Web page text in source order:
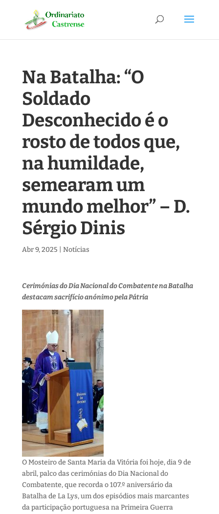
Na Batalha: “O
Soldado
Desconhecido é o
rosto de todos que,
na humildade,
semearam um
mundo melhor” – D.
Sérgio Dinis
Abr 9, 2025 Notícias
Cerimónias do Dia Nacional do Combatente na Batalha
destacam sacrifício anónimo pela Pátria
O Mosteiro de Santa Maria da Vitória foi hoje, dia 9 de
abril, palco das cerimónias do Dia Nacional do
Combatente, que recorda o 107.º aniversário da
Batalha de La Lys, um dos episódios mais marcantes
da participação portuguesa na Primeira Guerra